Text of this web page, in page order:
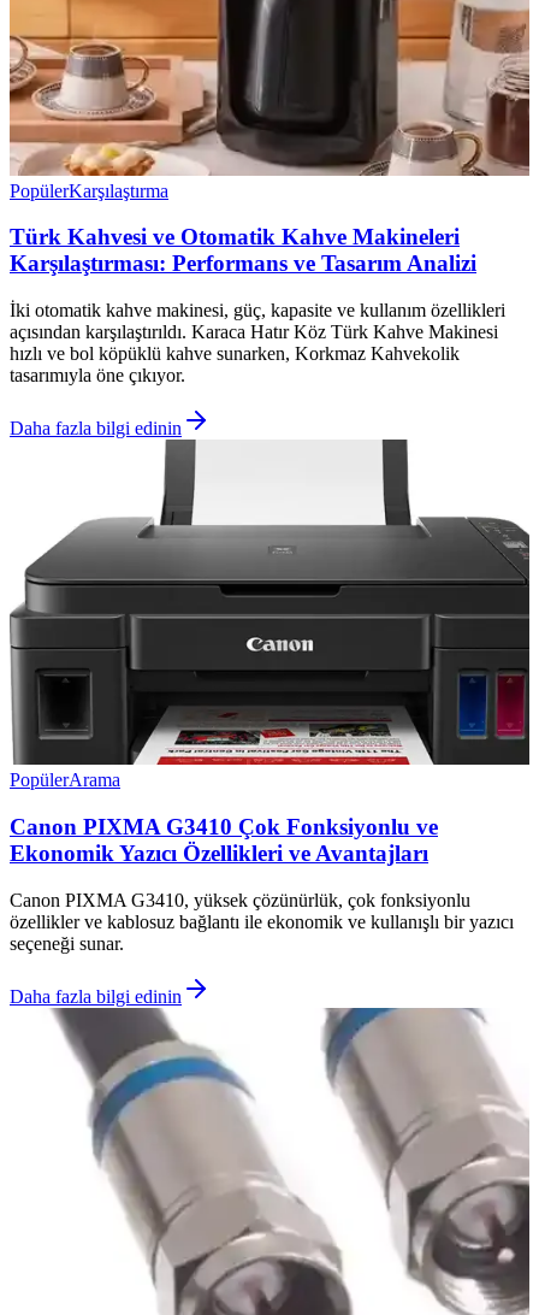
PopülerKarşılaştırma
Türk Kahvesi ve Otomatik Kahve Makineleri
Karşılaştırması: Performans ve Tasarım Analizi
İki otomatik kahve makinesi, güç, kapasite ve kullanım özellikleri
açısından karşılaştırıldı. Karaca Hatır Köz Türk Kahve Makinesi
hızlı ve bol köpüklü kahve sunarken, Korkmaz Kahvekolik
tasarımıyla öne çıkıyor.
Daha fazla bilgi edinin
PopülerArama
Canon PIXMA G3410 Çok Fonksiyonlu ve
Ekonomik Yazıcı Özellikleri ve Avantajları
Canon PIXMA G3410, yüksek çözünürlük, çok fonksiyonlu
özellikler ve kablosuz bağlantı ile ekonomik ve kullanışlı bir yazıcı
seçeneği sunar.
Daha fazla bilgi edinin